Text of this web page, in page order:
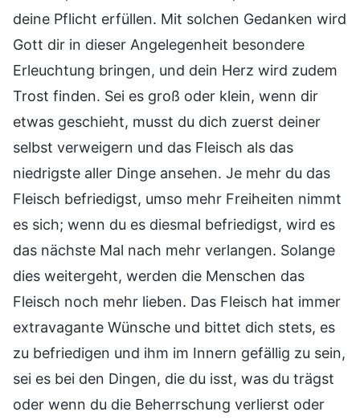
deine Pflicht erfüllen. Mit solchen Gedanken wird
Gott dir in dieser Angelegenheit besondere
Erleuchtung bringen, und dein Herz wird zudem
Trost finden. Sei es groß oder klein, wenn dir
etwas geschieht, musst du dich zuerst deiner
selbst verweigern und das Fleisch als das
niedrigste aller Dinge ansehen. Je mehr du das
Fleisch befriedigst, umso mehr Freiheiten nimmt
es sich; wenn du es diesmal befriedigst, wird es
das nächste Mal nach mehr verlangen. Solange
dies weitergeht, werden die Menschen das
Fleisch noch mehr lieben. Das Fleisch hat immer
extravagante Wünsche und bittet dich stets, es
zu befriedigen und ihm im Innern gefällig zu sein,
sei es bei den Dingen, die du isst, was du trägst
oder wenn du die Beherrschung verlierst oder